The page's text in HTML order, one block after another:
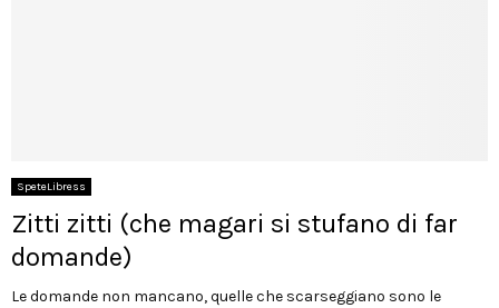
SpeteLibress
Zitti zitti (che magari si stufano di far
domande)
Le domande non mancano, quelle che scarseggiano sono le